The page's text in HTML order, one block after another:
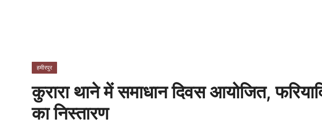
हमीरपुर
कुरारा थाने में समाधान दिवस आयोजित,
का निस्तारण